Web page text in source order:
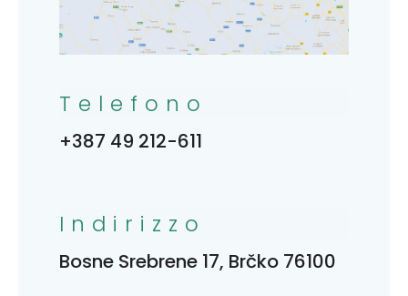
Telefono
+387 49 212-611
Indirizzo
Bosne Srebrene 17, Brčko 76100